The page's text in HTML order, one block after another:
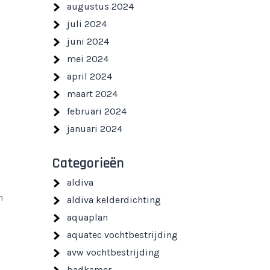
augustus 2024
juli 2024
juni 2024
mei 2024
april 2024
maart 2024
februari 2024
januari 2024
Categorieën
aldiva
aldiva kelderdichting
aquaplan
aquatec vochtbestrijding
avw vochtbestrijding